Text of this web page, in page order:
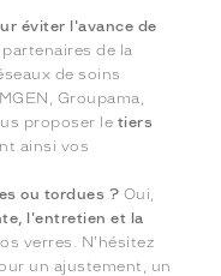
éviter l'avance de
de la
de soins
Groupama,
proposer le tiers
ainsi vos
ou tordues ? Oui,
l'entretien et la
verres. N'hésitez
un ajustement, un